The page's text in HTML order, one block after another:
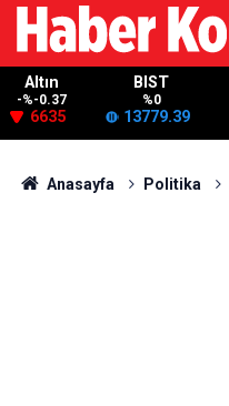
Altın
-%-0.37
6635
BIST
%0
13779.39
Anasayfa Politika